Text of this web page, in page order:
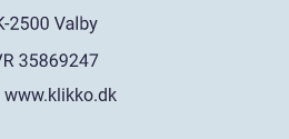
www.klikko.dk